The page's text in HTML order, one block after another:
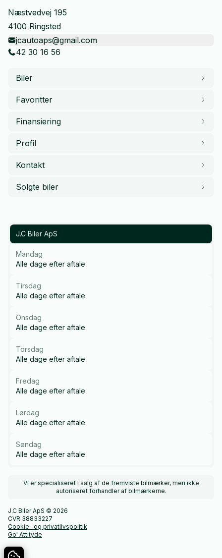
Næstvedvej 195
4100 Ringsted
jcautoaps@gmail.com
42 30 16 56
Biler
Favoritter
Finansiering
Profil
Kontakt
Solgte biler
J.C Biler ApS
Mandag
Alle dage efter aftale
Tirsdag
Alle dage efter aftale
Onsdag
Alle dage efter aftale
Torsdag
Alle dage efter aftale
Fredag
Alle dage efter aftale
Lørdag
Alle dage efter aftale
Søndag
Alle dage efter aftale
Vi er specialiseret i salg af de fremviste bilmærker, men ikke
autoriseret forhandler af bilmærkerne.
J.C Biler ApS © 2026
CVR 38833227
Cookie- og privatlivspolitik
Go' Attityde